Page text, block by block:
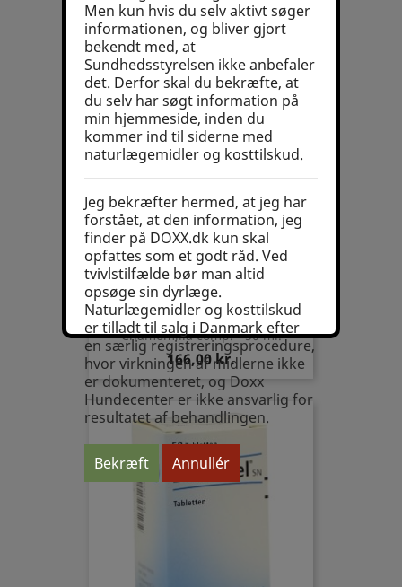
Men kun hvis du selv aktivt søger
informationen, og bliver gjort
bekendt med, at
Sundhedsstyrelsen ikke anbefaler
det. Derfor skal du bekræfte, at
du selv har søgt information på
min hjemmeside, inden du
kommer ind til siderne med
naturlægemidler og kosttilskud.
Jeg bekræfter hermed, at jeg har
forstået, at den information, jeg
finder på DOXX.dk kun skal
opfattes som et godt råd. Ved
tvivlstilfælde bør man altid
opsøge sin dyrlæge.
Naturlægemidler og kosttilskud
er tilladt til salg i Danmark efter
en særlig registreringsprocedure,
hvor virkningen af midlerne ikke
er dokumenteret, og Doxx
Hundecenter er ikke ansvarlig for
resultatet af behandlingen.
Bekræft Annullér
Arnica D12 - 50 ml.
131,00 kr.
Chamomilla comp. - 50 ml.
166,00 kr.